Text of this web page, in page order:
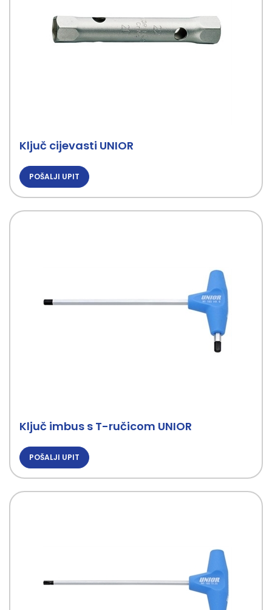
Ključ cijevasti UNIOR
POŠALJI UPIT
Ključ imbus s T-ručicom UNIOR
POŠALJI UPIT